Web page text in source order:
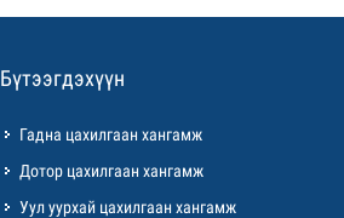
Бүтээгдэхүүн
Гадна цахилгаан хангамж
Дотор цахилгаан хангамж
Уул уурхай цахилгаан хангамж